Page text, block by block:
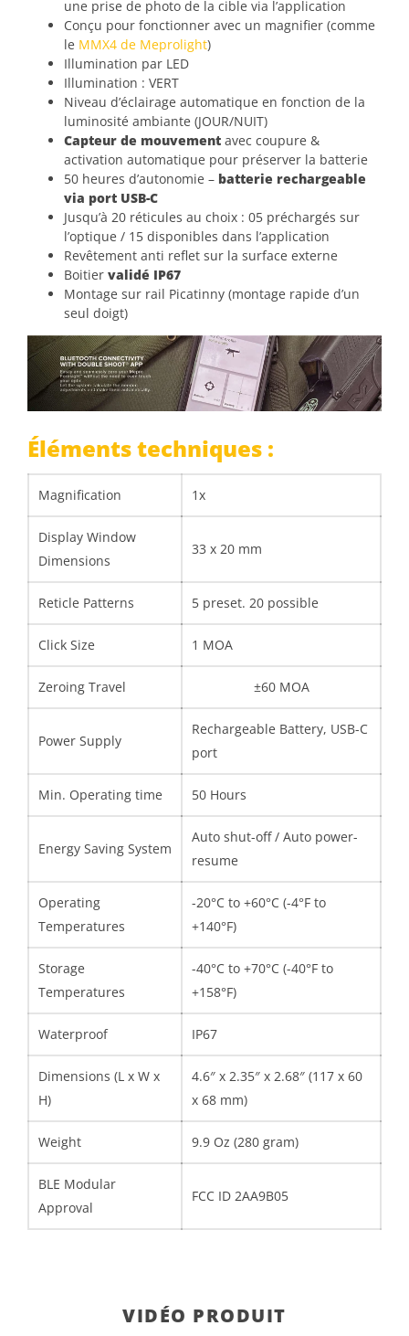
une prise de photo de la cible via l’application
Conçu pour fonctionner avec un magnifier (comme
le MMX4 de Meprolight)
Illumination par LED
Illumination : VERT
Niveau d’éclairage automatique en fonction de la
luminosité ambiante (JOUR/NUIT)
Capteur de mouvement avec coupure &
activation automatique pour préserver la batterie
50 heures d’autonomie – batterie rechargeable
via port USB-C
Jusqu’à 20 réticules au choix : 05 préchargés sur
l’optique / 15 disponibles dans l’application
Revêtement anti reflet sur la surface externe
Boitier validé IP67
Montage sur rail Picatinny (montage rapide d’un
seul doigt)
Éléments techniques :
Magnification 1x
Display Window
Dimensions
33 x 20 mm
Reticle Patterns 5 preset. 20 possible
Click Size 1 MOA
Zeroing Travel ±60 MOA
Power Supply
Rechargeable Battery, USB-C
port
Min. Operating time 50 Hours
Energy Saving System
Auto shut-off / Auto power-
resume
Operating
Temperatures
-20°C to +60°C (-4°F to
+140°F)
Storage
Temperatures
-40°C to +70°C (-40°F to
+158°F)
Waterproof IP67
Dimensions (L x W x
H)
4.6″ x 2.35″ x 2.68″ (117 x 60
x 68 mm)
Weight 9.9 Oz (280 gram)
BLE Modular
Approval
FCC ID 2AA9B05
VIDÉO PRODUIT